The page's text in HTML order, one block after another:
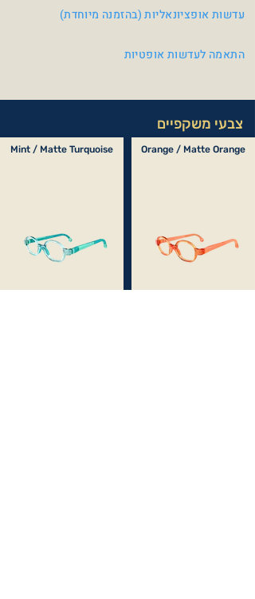
עדשות אופציונאליות (בהזמנה מיוחדת)
התאמה לעדשות אופטיות
צבעי משקפיים
Mint / Matte Turquoise Orange / Matte Orange